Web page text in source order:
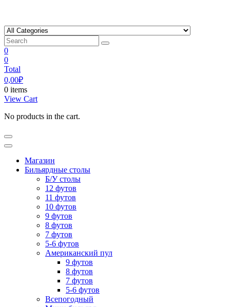
content
0
0
Total
0,00₽
0 items
View Cart
No products in the cart.
Магазин
Бильярдные столы
Б/У столы
12 футов
11 футов
10 футов
9 футов
8 футов
7 футов
5-6 футов
Американский пул
9 футов
8 футов
7 футов
5-6 футов
Всепогодный